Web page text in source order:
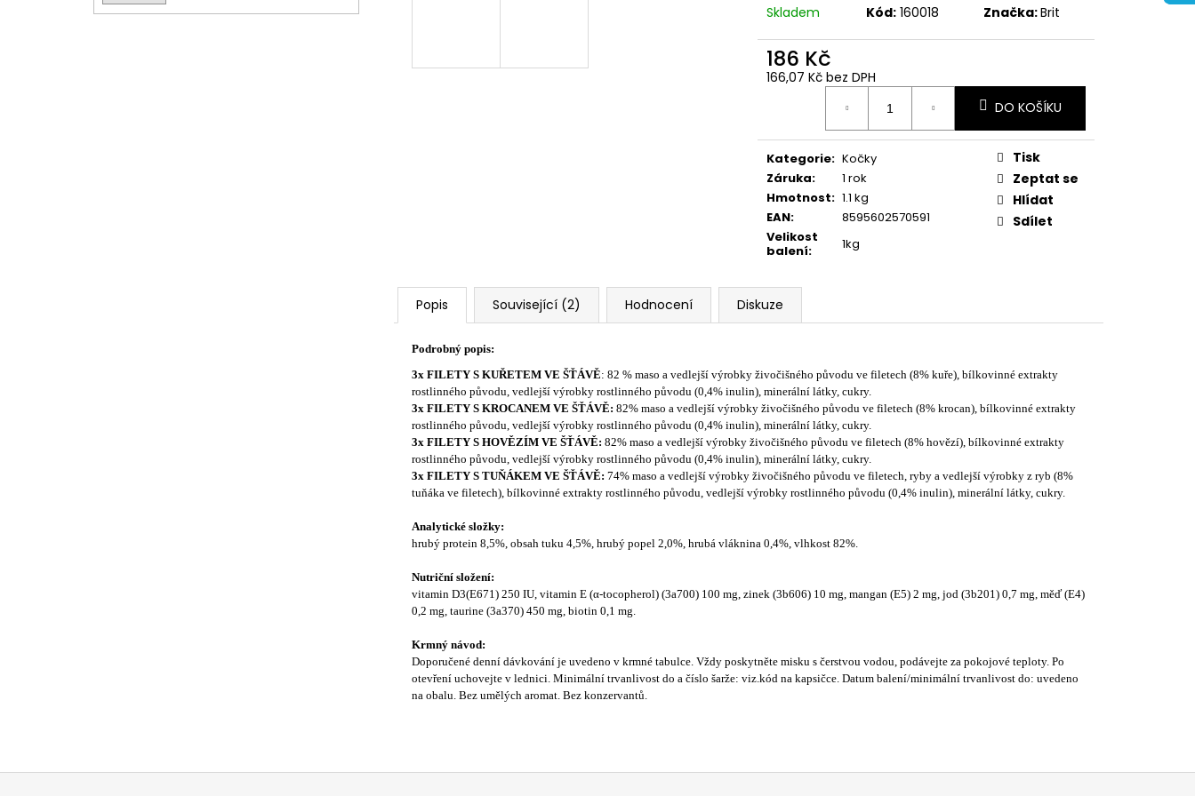
Skladem Kód: 160018 Značka:Brit
186 Kč
166,07 Kč bez DPH
DO KOŠÍKU
Kategorie: Kočky
Záruka:
1 rok
Hmotnost: 1.1 kg
EAN:
8595602570591
Velikost
balení: 1kg
Tisk
Zeptat se
Hlídat
Sdílet
Popis Související (2) Hodnocení Diskuze
Podrobný popis:
3x FILETY S KUŘETEM VE ŠŤÁVĚ: 82 % maso a vedlejší výrobky živočišného původu ve filetech (8% kuře), bílkovinné extrakty
rostlinného původu, vedlejší výrobky rostlinného původu (0,4% inulin), minerální látky, cukry.
3x FILETY S KROCANEM VE ŠŤÁVĚ: 82% maso a vedlejší výrobky živočišného původu ve filetech (8% krocan), bílkovinné extrakty
rostlinného původu, vedlejší výrobky rostlinného původu (0,4% inulin), minerální látky, cukry.
3x FILETY S HOVĚZÍM VE ŠŤÁVĚ: 82% maso a vedlejší výrobky živočišného původu ve filetech (8% hovězí), bílkovinné extrakty
rostlinného původu, vedlejší výrobky rostlinného původu (0,4% inulin), minerální látky, cukry.
3x FILETY S TUŇÁKEM VE ŠŤÁVĚ: 74% maso a vedlejší výrobky živočišného původu ve filetech, ryby a vedlejší výrobky z ryb (8%
tuňáka ve filetech), bílkovinné extrakty rostlinného původu, vedlejší výrobky rostlinného původu (0,4% inulin), minerální látky, cukry.
Analytické složky:
hrubý protein 8,5%, obsah tuku 4,5%, hrubý popel 2,0%, hrubá vláknina 0,4%, vlhkost 82%.
Nutriční složení:
vitamin D3(E671) 250 IU, vitamin E (α-tocopherol) (3a700) 100 mg, zinek (3b606) 10 mg, mangan (E5) 2 mg, jod (3b201) 0,7 mg, měď (E4)
0,2 mg, taurine (3a370) 450 mg, biotin 0,1 mg.
Krmný návod:
Doporučené denní dávkování je uvedeno v krmné tabulce. Vždy poskytněte misku s čerstvou vodou, podávejte za pokojové teploty. Po
otevření uchovejte v lednici. Minimální trvanlivost do a číslo šarže: viz.kód na kapsičce. Datum balení/minimální trvanlivost do: uvedeno
na obalu. Bez umělých aromat. Bez konzervantů.
Z